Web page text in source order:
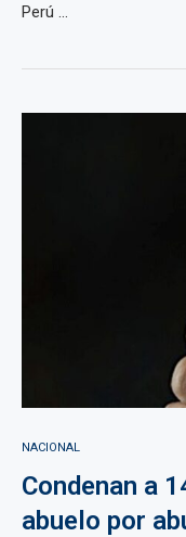
Perú ...
NACIONAL
Condenan a
abuelo por